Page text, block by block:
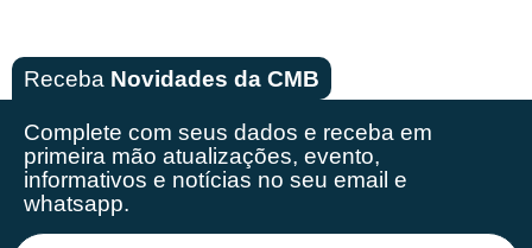
Receba Novidades da CMB
Complete com seus dados e receba em
primeira mão atualizações, evento,
informativos e notícias no seu email e
whatsapp.